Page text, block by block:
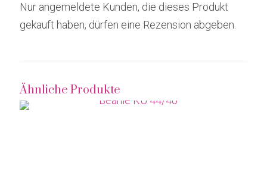
Nur angemeldete Kunden, die dieses Produkt
gekauft haben, dürfen eine Rezension abgeben.
Ähnliche Produkte